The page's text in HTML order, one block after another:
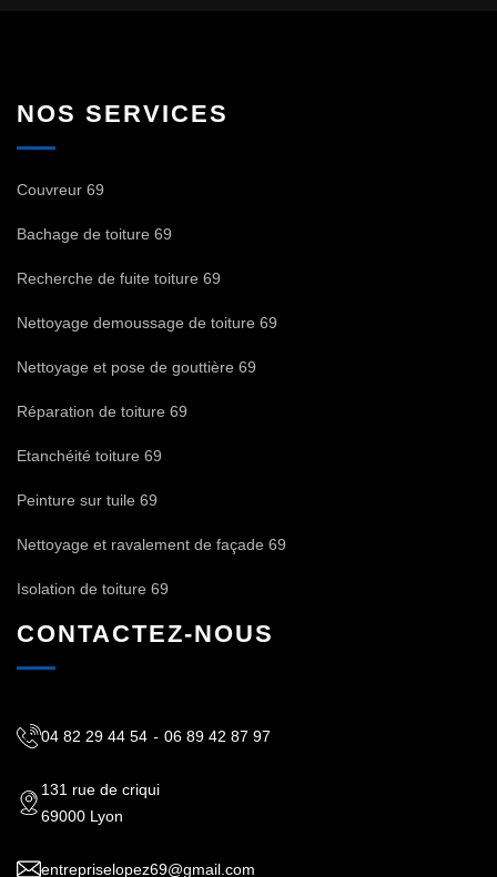
NOS SERVICES
Couvreur 69
Bachage de toiture 69
Recherche de fuite toiture 69
Nettoyage demoussage de toiture 69
Nettoyage et pose de gouttière 69
Réparation de toiture 69
Etanchéité toiture 69
Peinture sur tuile 69
Nettoyage et ravalement de façade 69
Isolation de toiture 69
CONTACTEZ-NOUS
04 82 29 44 54 - 06 89 42 87 97
131 rue de criqui
69000 Lyon
entrepriselopez69@gmail.com